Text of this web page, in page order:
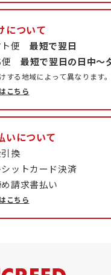
について
ト便最短で翌日
便最短で翌日の日中〜
する地域によって異なります。
こちら
いについて
換
ットカード決済
請求書払い
こちら